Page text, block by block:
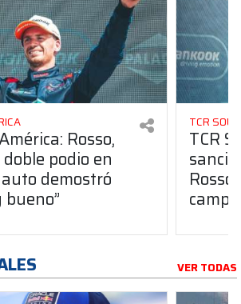
Rosso,
podio en
auto demostró
TCR
TCR
VER TODAS